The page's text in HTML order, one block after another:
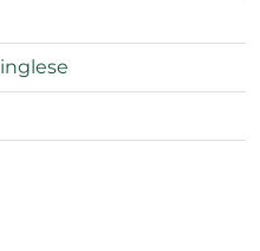
inglese